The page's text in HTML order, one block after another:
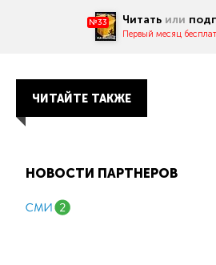
№33 Читать или
Первый месяц
ЧИТАЙТЕ ТАКЖЕ
НОВОСТИ ПАРТНЕРОВ